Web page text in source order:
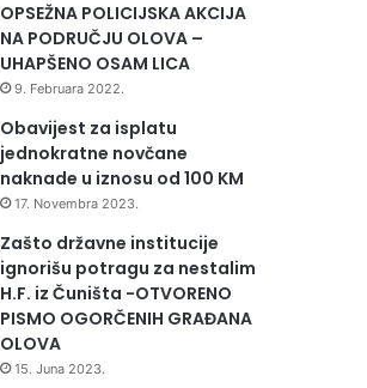
OPSEŽNA POLICIJSKA AKCIJA
NA PODRUČJU OLOVA –
UHAPŠENO OSAM LICA
9. Februara 2022.
Obavijest za isplatu
jednokratne novčane
naknade u iznosu od 100 KM
17. Novembra 2023.
Zašto državne institucije
ignorišu potragu za nestalim
H.F. iz Čuništa -OTVORENO
PISMO OGORČENIH GRAĐANA
OLOVA
15. Juna 2023.